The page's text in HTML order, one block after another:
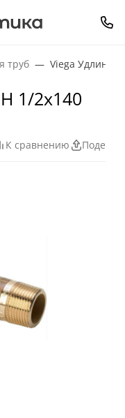
труб Viega
1/2x140
К сравнению